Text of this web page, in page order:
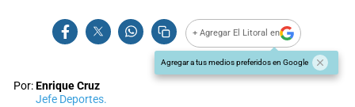
+ Agregar El Litoral en
Agregar a tus medios preferidos en Google
Por:Enrique Cruz
Jefe Deportes.